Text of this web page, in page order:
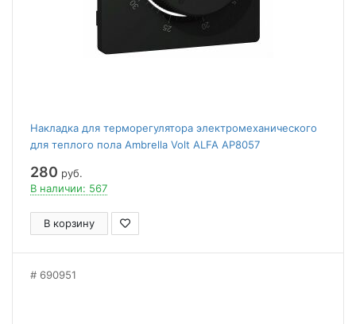
Накладка для терморегулятора электромеханического
для теплого пола Ambrella Volt ALFA AP8057
280 руб.
В наличии: 567
В корзину
690951